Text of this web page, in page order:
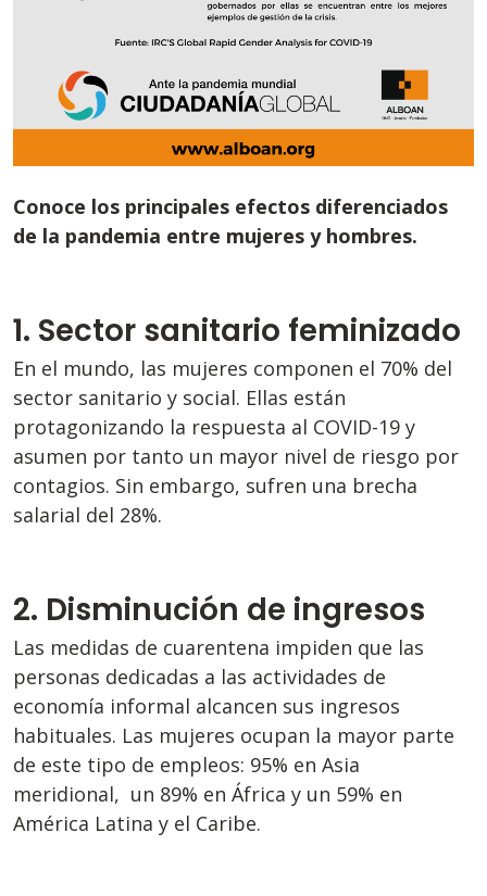
Conoce los principales efectos diferenciados
de la pandemia entre mujeres y hombres.
1. Sector sanitario feminizado
En el mundo, las mujeres componen el 70% del
sector sanitario y social. Ellas están
protagonizando la respuesta al COVID-19 y
asumen por tanto un mayor nivel de riesgo por
contagios. Sin embargo, sufren una brecha
salarial del 28%.
2. Disminución de ingresos
Las medidas de cuarentena impiden que las
personas dedicadas a las actividades de
economía informal alcancen sus ingresos
habituales. Las mujeres ocupan la mayor parte
de este tipo de empleos: 95% en Asia
meridional, un 89% en África y un 59% en
América Latina y el Caribe.